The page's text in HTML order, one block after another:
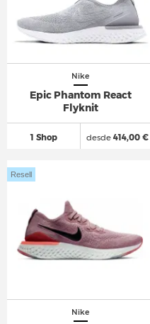
Nike
Epic Phantom React
Flyknit
1 Shop desde 414,00 €
Nike
Resell